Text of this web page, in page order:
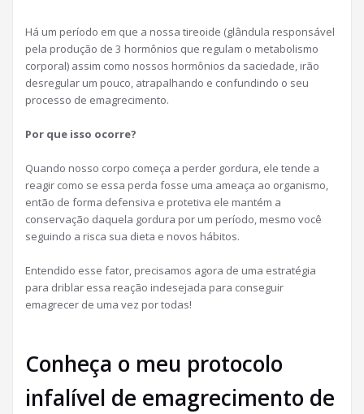
Há um período em que a nossa tireoide (glândula responsável
pela produção de 3 hormônios que regulam o metabolismo
corporal) assim como nossos hormônios da saciedade, irão
desregular um pouco, atrapalhando e confundindo o seu
processo de emagrecimento.
Por que isso ocorre?
Quando nosso corpo começa a perder gordura, ele tende a
reagir como se essa perda fosse uma ameaça ao organismo,
então de forma defensiva e protetiva ele mantém a
conservação daquela gordura por um período, mesmo você
seguindo a risca sua dieta e novos hábitos.
Entendido esse fator, precisamos agora de uma estratégia
para driblar essa reação indesejada para conseguir
emagrecer de uma vez por todas!
Conheça o meu protocolo
infalível de emagrecimento de